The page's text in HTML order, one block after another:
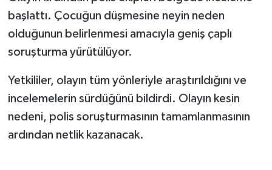
başlattı. Çocuğun düşmesine neyin neden
olduğunun belirlenmesi amacıyla geniş çaplı
soruşturma yürütülüyor.
Yetkililer, olayın tüm yönleriyle araştırıldığını ve
incelemelerin sürdüğünü bildirdi. Olayın kesin
nedeni, polis soruşturmasının tamamlanmasının
ardından netlik kazanacak.